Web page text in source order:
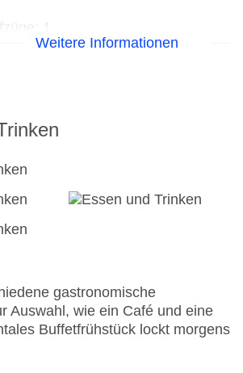
1
Visa
3 Sterne
Weitere Informationen
gastronomische
Auswahl, wie ein Café und eine
Buffetfrühstück lockt morgens